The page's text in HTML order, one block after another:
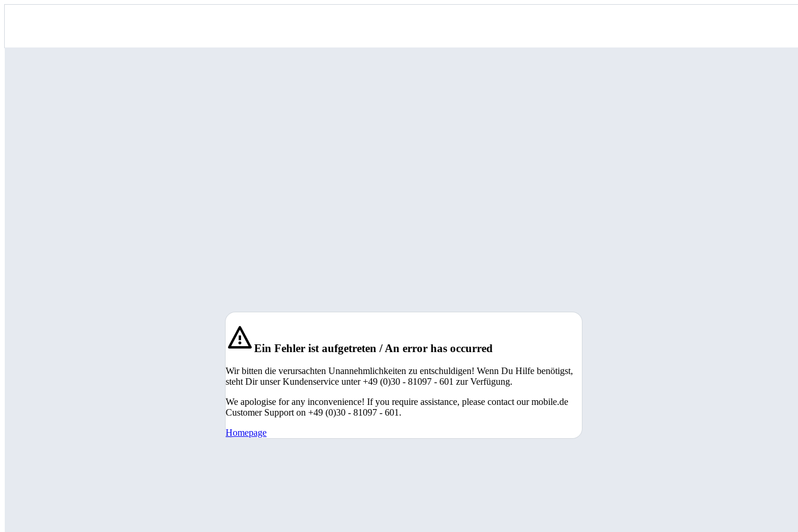
Ein Fehler ist aufgetreten / An error has occurred
Wir bitten die verursachten Unannehmlichkeiten zu entschuldigen! Wenn Du Hilfe benötigst,
steht Dir unser Kundenservice unter +49 (0)30 - 81097 - 601 zur Verfügung.
We apologise for any inconvenience! If you require assistance, please contact our mobile.de
Customer Support on +49 (0)30 - 81097 - 601.
Homepage